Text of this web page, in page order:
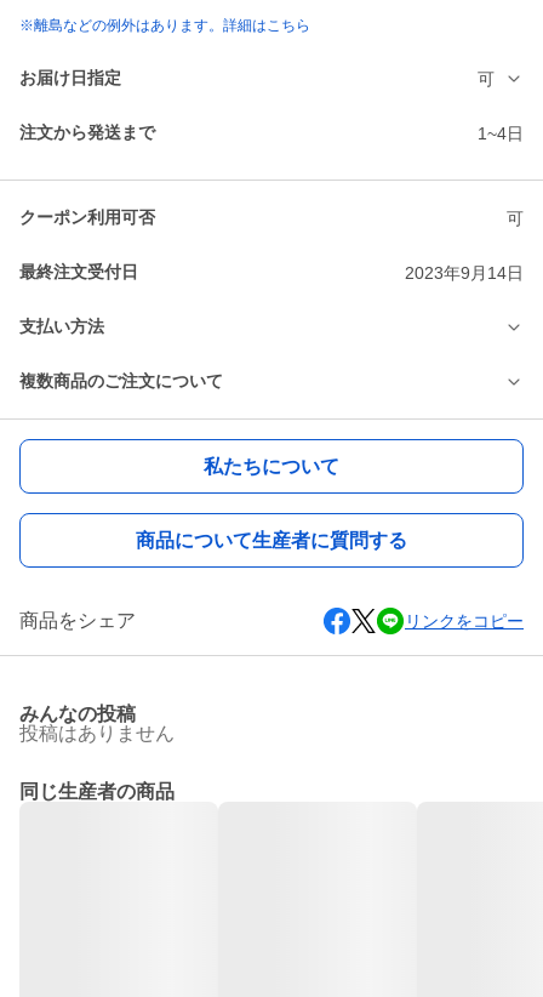
※離島などの例外はあります。詳細はこちら
お届け日指定 可
注文から発送まで 1~4日
クーポン利用可否 可
最終注文受付日 2023年9月14日
支払い方法
複数商品のご注文について
私たちについて
商品について生産者に質問する
商品をシェア リンクをコピー
みんなの投稿
投稿はありません
同じ生産者の商品